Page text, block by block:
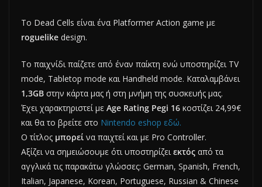
To Dead Cells είναι ένα Platformer Action game με
roguelike design.
Το παιχνίδι παίζετε από έναν παίκτη ενώ υποστηρίζει TV
mode, Tabletop mode και Handheld mode. Καταλαμβάνει
1,3GB στην κάρτα μας ή στη μνήμη της συσκευής μας.
Έχει χαρακτηριστεί με Age Rating Pegi 16 κοστίζει 24,99€
και θα το βρείτε στο Nintendo eshop εδώ.
O τίτλος μπορεί να παιχτεί και με Pro Controller.
Αξίζει να σημειώσουμε ότι υποστηρίζει εκτός από τα
αγγλικά τις παρακάτω γλώσσες: German, Spanish, French,
Italian, Japanese, Korean, Portuguese, Russian & Chinese